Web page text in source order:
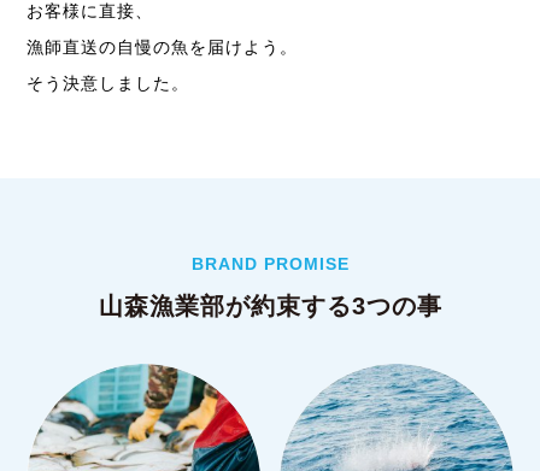
お客様に直接、
漁師直送の自慢の魚を届けよう。
そう決意しました。
BRAND PROMISE
山森漁業部が約束する3つの事